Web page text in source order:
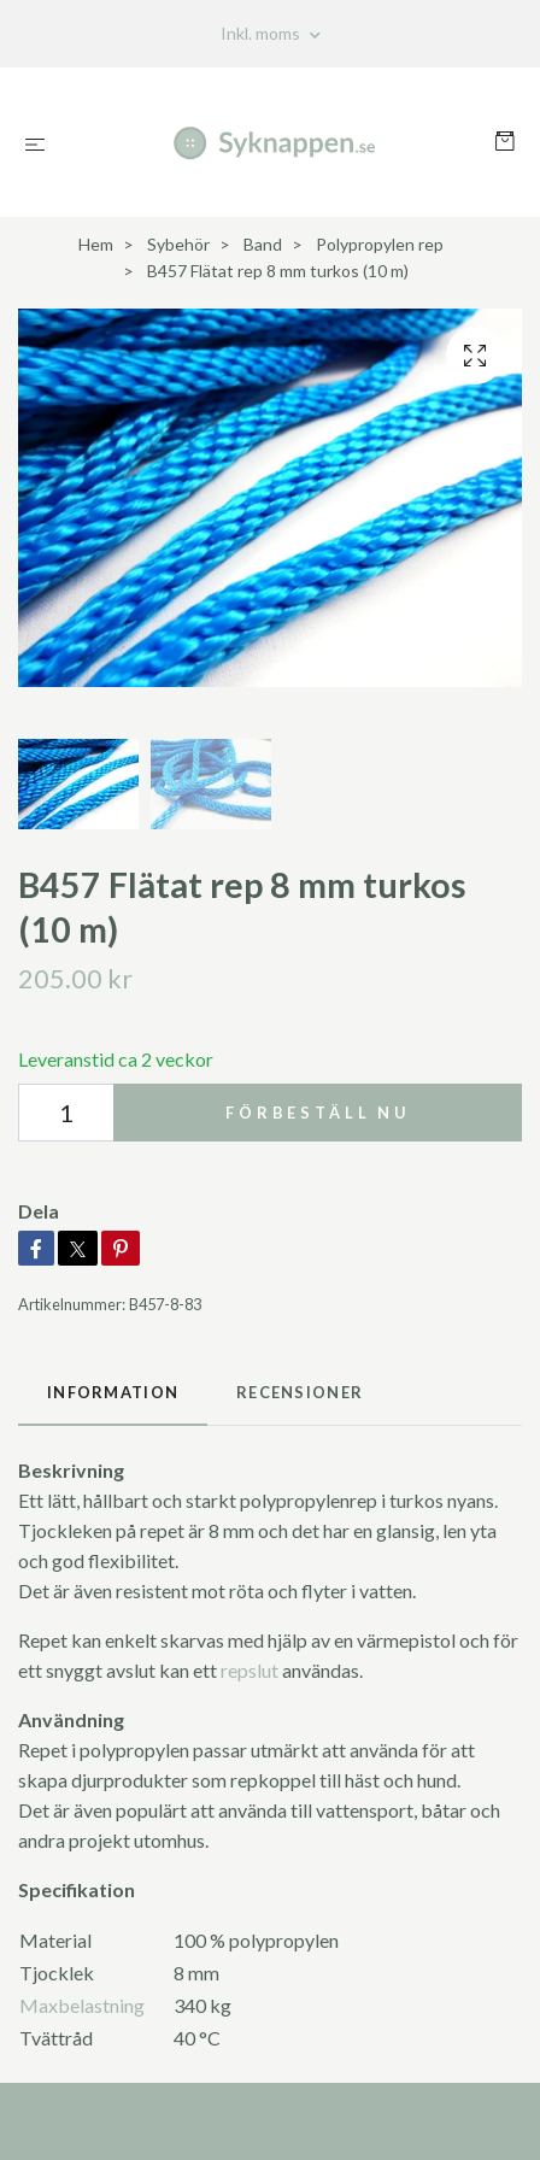
Inkl. moms
Hem Sybehör Band
Polypropylen rep
B457 Flätat rep 8 mm turkos (10 m)
B457 Flätat rep 8 mm turkos
(10 m)
205.00 kr
Leveranstid ca 2 veckor
FÖRBESTÄLL NU
Dela
Artikelnummer:B457-8-83
INFORMATION RECENSIONER
Beskrivning
Ett lätt, hållbart och starkt polypropylenrep i turkos nyans.
Tjockleken på repet är 8 mm och det har en glansig, len yta
och god flexibilitet.
Det är även resistent mot röta och flyter i vatten.
Repet kan enkelt skarvas med hjälp av en värmepistol och för
ett snyggt avslut kan ettrepslutanvändas.
Användning
Repet i polypropylen passar utmärkt att använda för att
skapa djurprodukter som repkoppel till häst och hund.
Det är även populärt att använda till vattensport, båtar och
andra projekt utomhus.
Specifikation
Material
100 % polypropylen
Tjocklek
8 mm
Maxbelastning
340 kg
Tvättråd
40 °C